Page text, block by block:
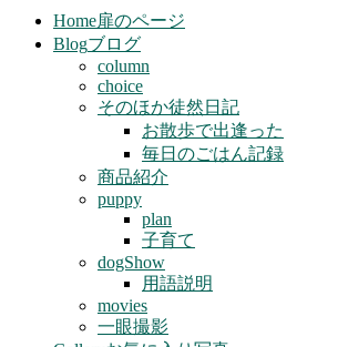
Menu
Home扉のページ
Blogブログ
column
choice
そのほか徒然日記
お散歩で出逢った
毎日のごはん記録
商品紹介
puppy
plan
子育て
dogShow
用語説明
movies
一眼撮影